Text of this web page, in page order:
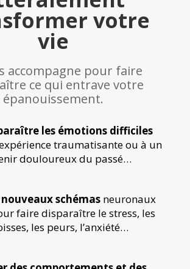
votre
vie
accompagne pour faire
ce qui entrave votre
épanouissement.
les émotions difficiles
traumatisante ou à un
douloureux du passé…
nouveaux schémasneuronaux
faire disparaître le stress, les
les peurs, l’anxiété…